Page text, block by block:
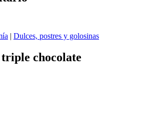
| Dulces, postres y golosinas
triple chocolate